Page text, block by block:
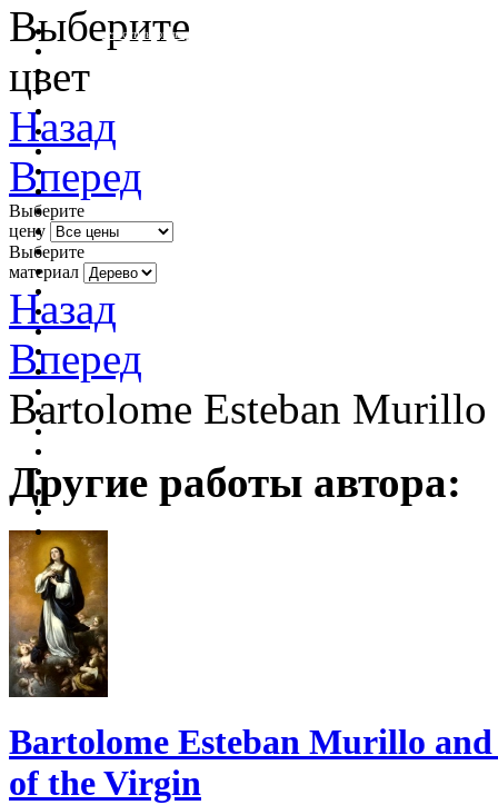
очистить фильтр цвета
Выберите
цвет
Назад
Вперед
Выберите
цену
Выберите
материал
Назад
Вперед
Bartolome Esteban
Другие работы автора:
Bartolome Esteban Murillo
of the Virgin